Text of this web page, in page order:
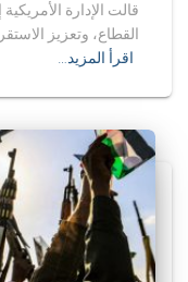
قالت الإدارة
القطاع، وتعزيز
اقرأ المزيد…